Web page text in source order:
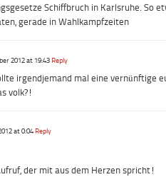
Schiffbruch in Karlsruhe. So
gerade in Wahlkampfzeiten
2012 at 19:43 Reply
irgendjemand mal eine vernünftige
volk?!
at 0:04 Reply
der mit aus dem Herzen spricht!